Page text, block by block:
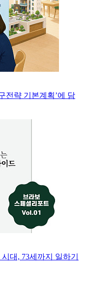
전략 기본계획’에 담
대, 73세까지 일하기